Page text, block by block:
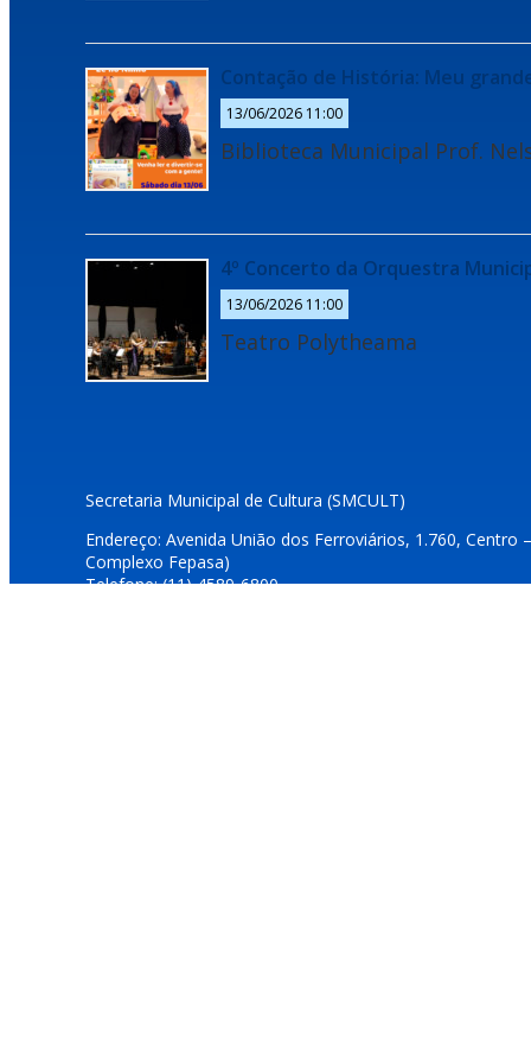
Contação de História: Meu
13/06/2026 11:00
Biblioteca Municipal Prof.
4º Concerto da Orquestra
13/06/2026 11:00
Teatro Polytheama
Secretaria Municipal de Cultura (SMCULT)
Endereço: Avenida União dos Ferroviários, 1.760, Centro
Complexo Fepasa)
Telefone: (11) 4589-6800